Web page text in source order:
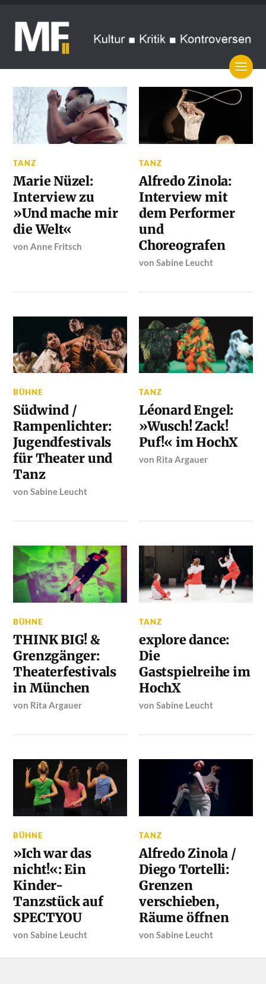
TANZ
Marie Nüzel:
Interview zu
»Und mache mir
die Welt«
von Anne Fritsch
TANZ
Alfredo Zinola:
Interview mit
dem Performer
und
Choreografen
vonSabine Leucht
BÜHNE
Südwind /
Rampenlichter:
Jugendfestivals
für Theater und
Tanz
vonSabine Leucht
TANZ
Léonard Engel:
»Wusch! Zack!
Puf!« im HochX
von Rita Argauer
BÜHNE
THINK BIG! &
Grenzgänger:
Theaterfestivals
in München
von Rita Argauer
TANZ
explore dance:
Die
Gastspielreihe im
HochX
vonSabine Leucht
BÜHNE
»Ich war das
nicht!«: Ein
Kinder-
Tanzstück auf
SPECTYOU
vonSabine Leucht
TANZ
Alfredo Zinola /
Diego Tortelli:
Grenzen
verschieben,
Räume öffnen
vonSabine Leucht